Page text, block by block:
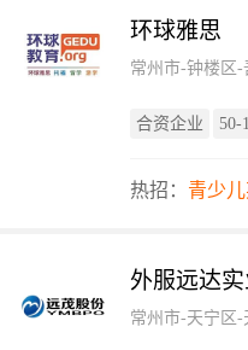
环球雅思
常州市-钟楼区-
合资企业 50-
热招： 青少
外服远达实
常州市-天宁区-